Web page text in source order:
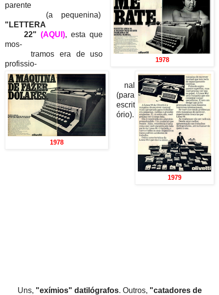
1978
1978
1979
parente
(a pequenina)
"LETTERA
22"(AQUI), esta que
mos-
tramos era de uso
profissio-
nal
(para
escrit
ório).
Uns, "exímios" datilógrafos. Outros, "catadores de